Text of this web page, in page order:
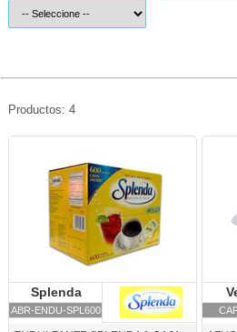
Productos: 4
Splenda
ABR-ENDU-SPL600
Splenda